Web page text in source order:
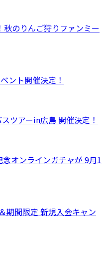
のりんご狩りファンミー
ント開催決定！
ツアーin広島 開催決定！
念オンラインガチャが 9月1
期間限定 新規入会キャン